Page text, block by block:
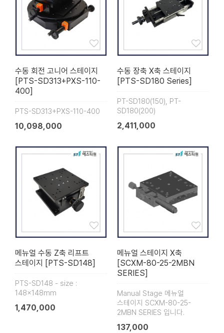
수동 회전 고니어 스테이지
[PTS-SD313+PXS-110-
400]
PTS-SD313+PXS-110-400
10,098,000
수동 장축 X축 스테이지
[PTS-SD180 Series]
PT-SD180(150), PT-
SD180(200)
2,411,000
메뉴얼 수동 Z축 리프트
스테이지 [PTS-SD148]
PTS-SD148 - size :
148×148mm
1,470,000
메뉴얼 스테이지 X축
[SCXM-80-25-2MBN
SERIES]
Manual Stage 메뉴얼
스테이지 SCXM-80-25-
2MBN SERIES 입니다.
137,000